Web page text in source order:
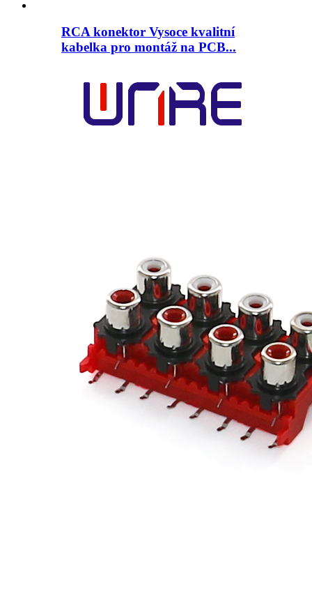
RCA konektor Vysoce kvalitní
kabelka pro montáž na PCB...